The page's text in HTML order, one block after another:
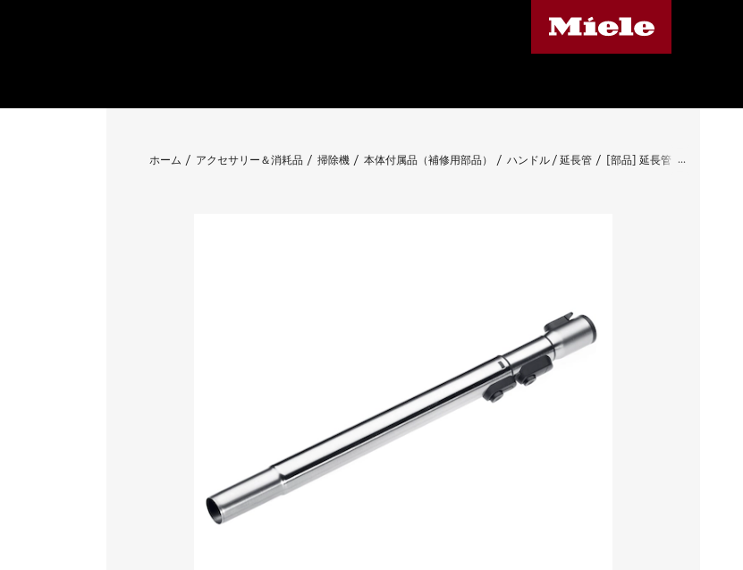
ホーム アクセサリー＆消耗品 掃除機 本体付属品（補修用部品） ハンドル / 延長管 [部品] 延長管（3段式）